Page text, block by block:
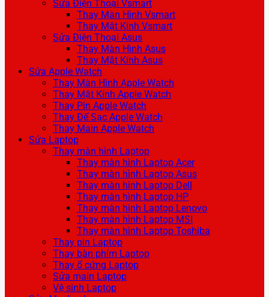
Sửa Điện Thoại Vsmart
Thay Màn Hình Vsmart
Thay Mặt Kính Vsmart
Sửa Điện Thoại Asus
Thay Màn Hình Asus
Thay Mặt Kính Asus
Sửa Apple Watch
Thay Màn Hình Apple Watch
Thay Mặt Kính Apple Watch
Thay Pin Apple Watch
Thay Đế Sạc Apple Watch
Thay Main Apple Watch
Sửa Laptop
Thay màn hình Laptop
Thay màn hình Laptop Acer
Thay màn hình Laptop Asus
Thay màn hình Laptop Dell
Thay màn hình Laptop HP
Thay màn hình Laptop Lenovo
Thay màn hình Laptop MSI
Thay màn hình Laptop Toshiba
Thay pin Laptop
Thay bàn phím Laptop
Thay ổ cứng Laptop
Sửa main Laptop
Vệ sinh Laptop